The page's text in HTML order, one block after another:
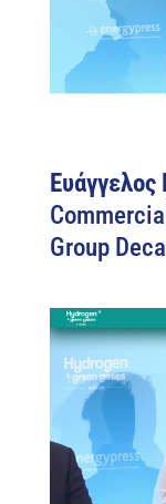
Ευάγγελος
Group